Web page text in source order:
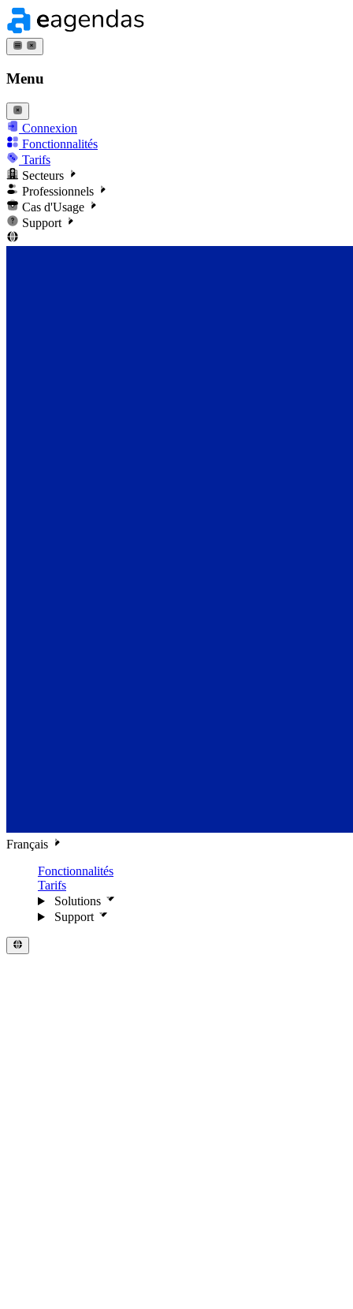
Menu
Connexion
Fonctionnalités
Tarifs
Secteurs
Professionnels
Cas d'Usage
Support
Français
Fonctionnalités
Tarifs
Solutions
Support